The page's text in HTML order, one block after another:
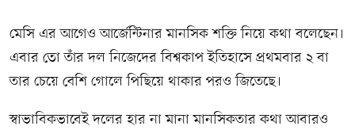
মেসি এর আগেও আর্জেন্টিনার মানসিক শক্তি নিয়ে কথা বলেছেন।
এবার তো তাঁর দল নিজেদের বিশ্বকাপ ইতিহাসে প্রথমবার ২ বা
তার চেয়ে বেশি গোলে পিছিয়ে থাকার পরও জিতেছে।
স্বাভাবিকভাবেই দলের হার না মানা মানসিকতার কথা আবারও